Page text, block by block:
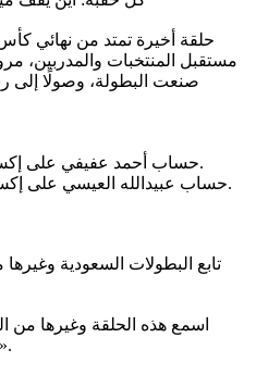
حلقة أخيرة تمتد من نهائي كأس
مستقبل المنتخبات والمدربين،
صنعت البطولة، وصولًا إلى
@AHMED1AFIFY — حساب أحمد عفيفي على إكس.
@OBAID_ALESSI — حساب عبيدالله العيسي على إكس.
اشتراكك في «راديو ثمانية».